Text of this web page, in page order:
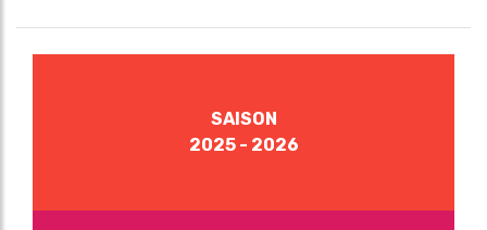
SAISON
2025 - 2026